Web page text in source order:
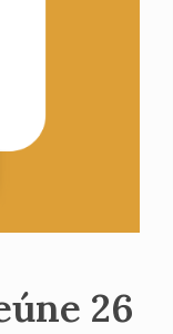
26